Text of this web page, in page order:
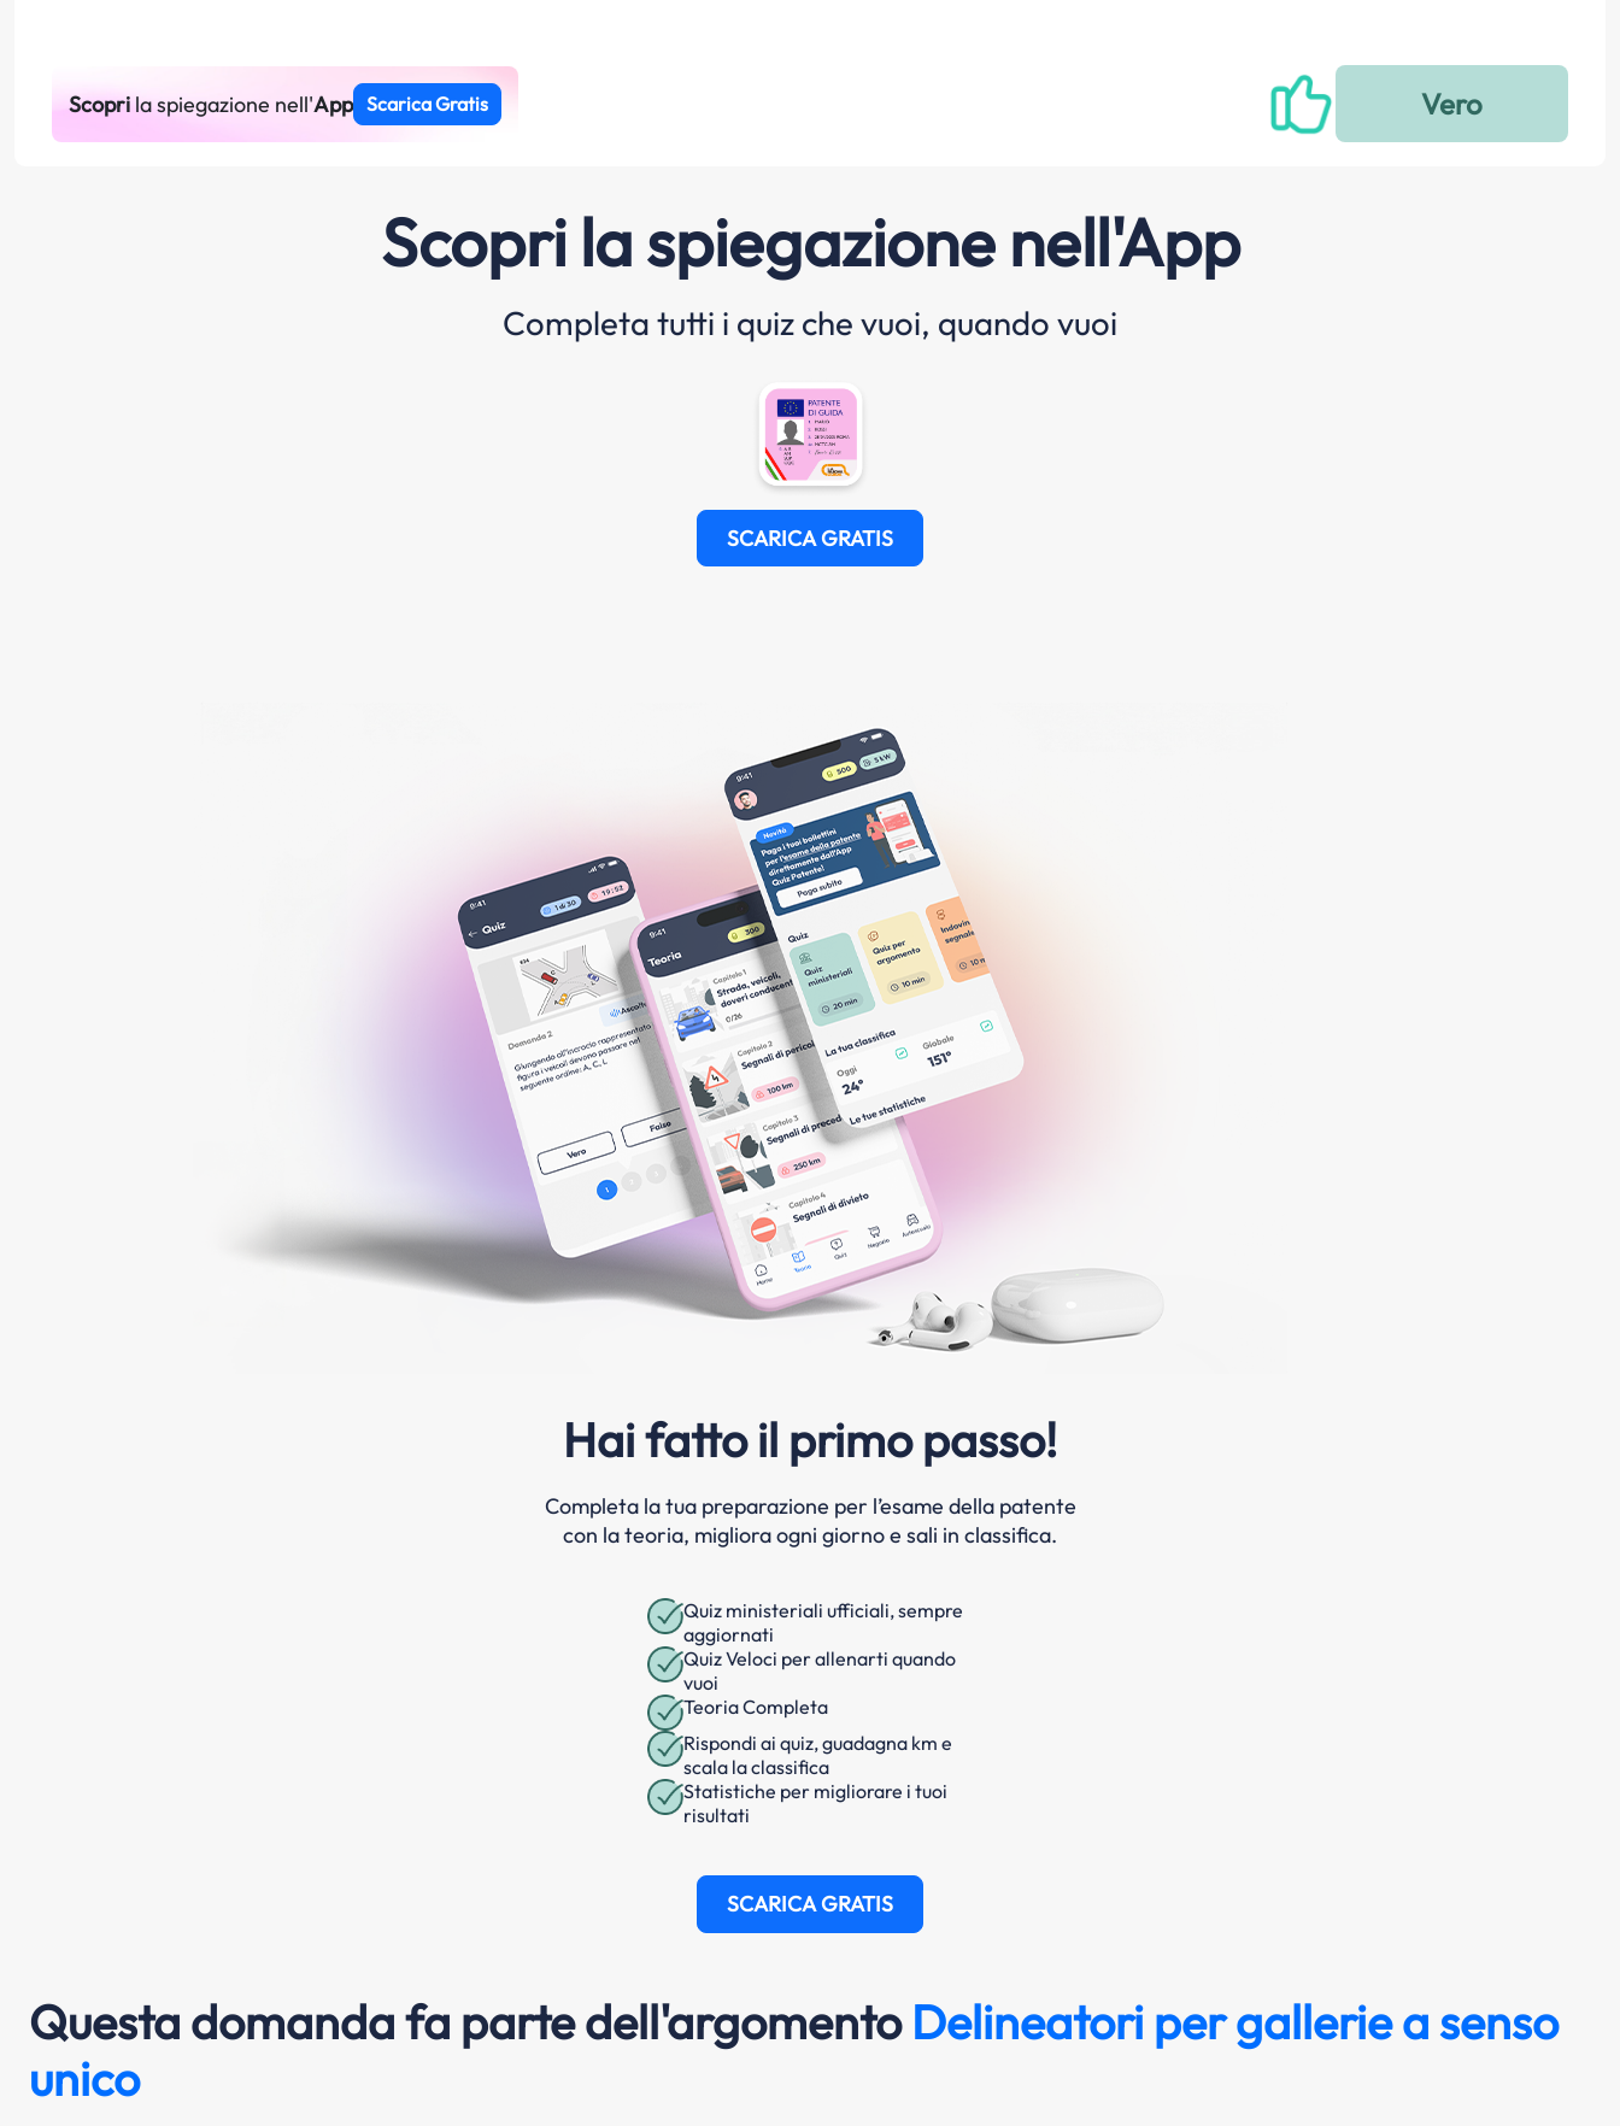
Scoprila spiegazione nell'App Scarica Gratis
Scopri la spiegazione nell'App
Completa tutti i quiz che vuoi, quando vuoi
SCARICA GRATIS
Hai fatto il primo passo!
Completa la tua preparazione per l’esame della patente
con la teoria, migliora ogni giorno e sali in classifica.
Quiz ministeriali ufficiali, sempre
aggiornati
Quiz Veloci per allenarti quando
vuoi
Teoria Completa
Rispondi ai quiz, guadagna km e
scala la classifica
Statistiche per migliorare i tuoi
risultati
SCARICA GRATIS
Questa domanda fa parte dell'argomento Delineatori per gallerie a senso
unico